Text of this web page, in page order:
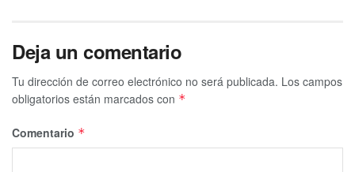
Deja un comentario
Tu dirección de correo electrónico no será publicada. Los campos
obligatorios están marcados con *
Comentario *